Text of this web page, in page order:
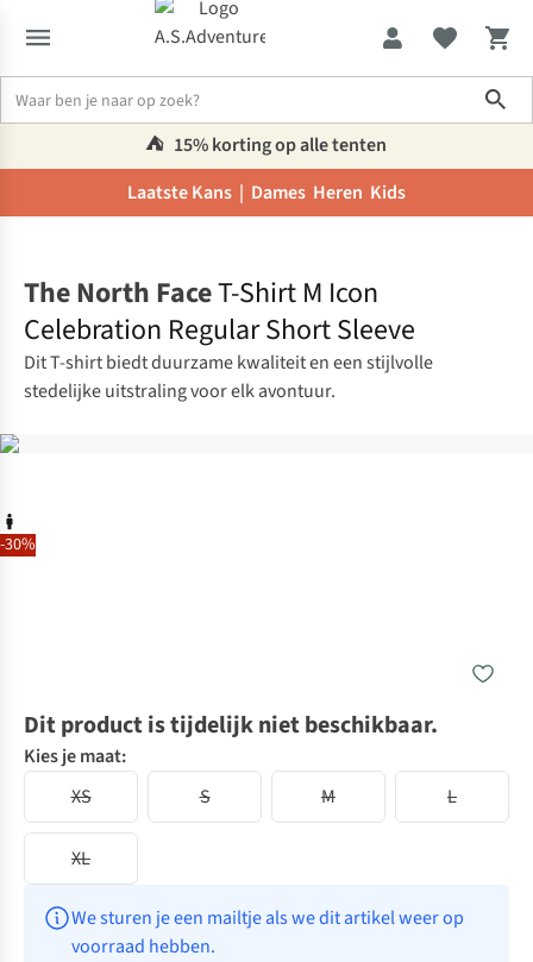
⛺️ 15% korting op alle tenten
Laatste Kans | Dames Heren Kids
-30%
The North FaceT-Shirt M Icon
Celebration Regular Short Sleeve
Dit T-shirt biedt duurzame kwaliteit en een stijlvolle
stedelijke uitstraling voor elk avontuur.
Dit product is tijdelijk niet beschikbaar.
Kies je maat:
XS
S M L
XL
We sturen je een mailtje als we dit artikel weer op
voorraad hebben.